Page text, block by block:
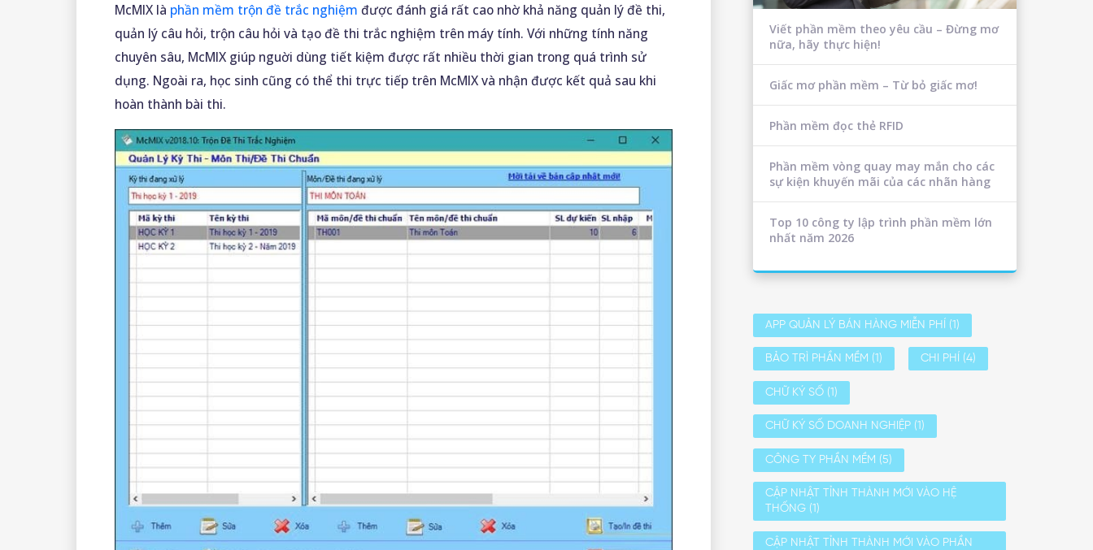
McMIX là phần mềm trộn đề trắc nghiệm được đánh giá rất cao nhờ khả năng quản lý đề thi,
quản lý câu hỏi, trộn câu hỏi và tạo đề thi trắc nghiệm trên máy tính. Với những tính năng
chuyên sâu, McMIX giúp nguời dùng tiết kiệm được rất nhiều thời gian trong quá trình sử
dụng. Ngoài ra, học sinh cũng có thể thi trực tiếp trên McMIX và nhận được kết quả sau khi
hoàn thành bài thi.
Viết phần mềm theo yêu cầu – Đừng mơ
nữa, hãy thực hiện!
Giấc mơ phần mềm – Từ bỏ giấc mơ!
Phần mềm đọc thẻ RFID
Phần mềm vòng quay may mắn cho các
sự kiện khuyến mãi của các nhãn hàng
Top 10 công ty lập trình phần mềm lớn
nhất năm 2026
APP QUẢN LÝ BÁN HÀNG MIỄN PHÍ (1)
BẢO TRÌ PHẦN MỀM (1) CHI PHÍ (4)
CHỮ KÝ SỐ (1)
CHỮ KÝ SỐ DOANH NGHIỆP (1)
CÔNG TY PHẦN MỀM (5)
CẬP NHẬT TỈNH THÀNH MỚI VÀO HỆ
THỐNG (1)
CẬP NHẬT TỈNH THÀNH MỚI VÀO PHẦN